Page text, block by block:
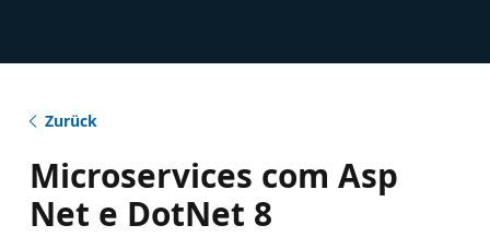
Zurück
Microservices com Asp
Net e DotNet 8